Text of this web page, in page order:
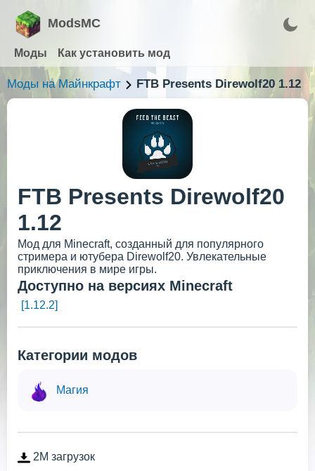
ModsMC
Моды Как установить мод
Моды на Майнкрафт FTB Presents Direwolf20 1.12
FTB Presents Direwolf20
1.12
Мод для Minecraft, созданный для популярного
стримера и ютубера Direwolf20. Увлекательные
приключения в мире игры.
Доступно на версиях Minecraft
[1.12.2]
Категории модов
Магия
2M загрузок